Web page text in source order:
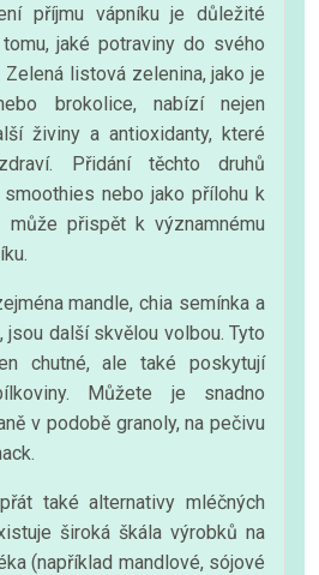
příjmu vápníku je důležité
jaké potraviny do svého
listová zelenina, jako je
brokolice, nabízí nejen
živiny a antioxidanty, které
Přidání těchto druhů
nebo jako přílohu k
přispět k významnému
mandle, chia semínka a
jsou další skvělou volbou. Tyto
chutné, ale také poskytují
Můžete je snadno
v podobě granoly, na pečivu
také alternativy mléčných
široká škála výrobků na
(například mandlové, sójové